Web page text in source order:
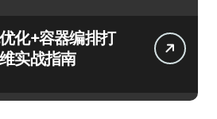
化+容器编排打
实战指南